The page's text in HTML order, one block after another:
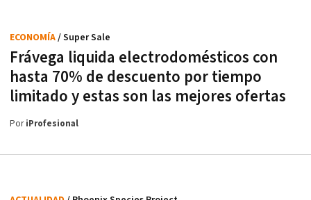
Frávega liquida electrodomésticos con
hasta 70% de descuento por tiempo
limitado y estas son las mejores ofertas
ECONOMÍA/ Super Sale
PoriProfesional